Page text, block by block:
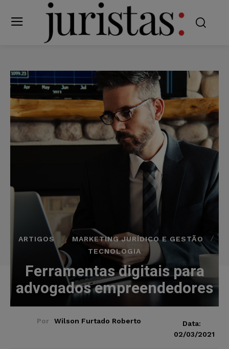
ARTIGOS
MARKETING JURÍDICO E GESTÃO
TECNOLOGIA
Ferramentas digitais para
advogados empreendedores
Por Wilson Furtado Roberto
Data:
02/03/2021